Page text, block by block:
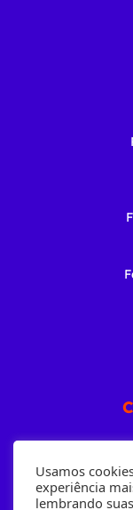
Usamos
experiência
lembrando